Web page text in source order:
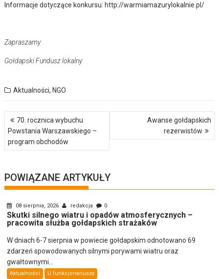
Informacje dotyczące konkursu: http://warmiamazurylokalnie.pl/
Zapraszamy
Gołdapski Fundusz lokalny
Aktualności,NGO
Nawigacja
wpisu70. rocznica wybuchu
Powstania Warszawskiego –
program obchodów
Awanse gołdapskich
rezerwistów
POWIĄZANE ARTYKUŁY
08 sierpnia, 2026 redakcja 0
Skutki silnego wiatru i opadów atmosferycznych –
pracowita służba gołdapskich strażaków
W dniach 6-7 sierpnia w powiecie gołdapskim odnotowano 69
zdarzeń spowodowanych silnymi porywami wiatru oraz
gwałtownymi...
Aktualności U funkcjonariuszy